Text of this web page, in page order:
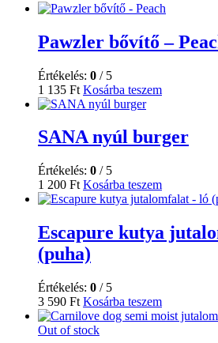
Pawzler bővítő –
Értékelés: 0 / 5
1 135 Ft Kosárba teszem
SANA nyúl burger
Értékelés: 0 / 5
1 200 Ft Kosárba teszem
Escapure kutya
(puha)
Értékelés: 0 / 5
3 590 Ft Kosárba teszem
Out of stock